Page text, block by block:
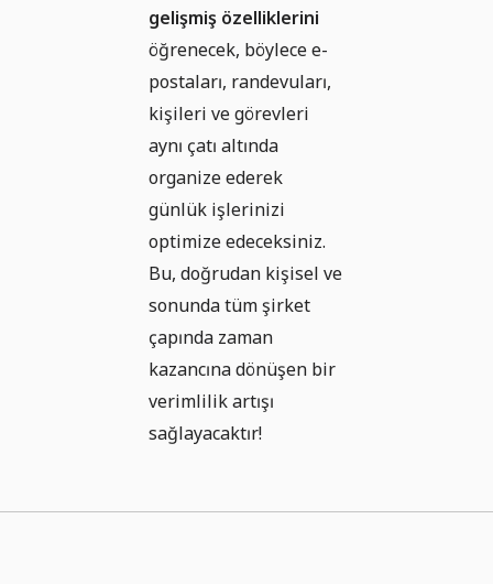
gelişmiş özelliklerini
öğrenecek, böylece e-
postaları, randevuları,
kişileri ve görevleri
aynı çatı altında
organize ederek
günlük işlerinizi
optimize edeceksiniz.
Bu, doğrudan kişisel ve
sonunda tüm şirket
çapında zaman
kazancına dönüşen bir
verimlilik artışı
sağlayacaktır!